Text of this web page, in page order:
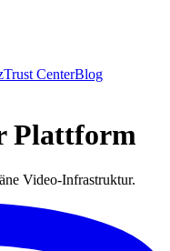
Trust CenterBlog
Plattform
Video-Infrastruktur.